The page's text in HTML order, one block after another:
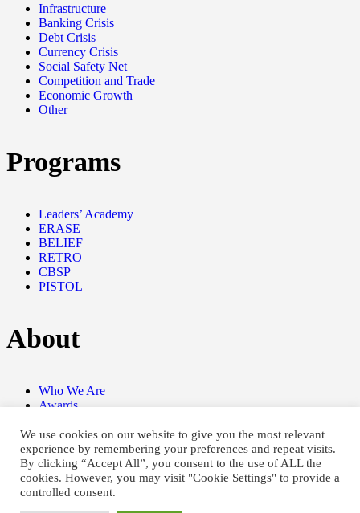
Infrastructure
Banking Crisis
Debt Crisis
Currency Crisis
Social Safety Net
Competition and Trade
Economic Growth
Other
Programs
Leaders’ Academy
ERASE
BELIEF
RETRO
CBSP
PISTOL
About
Who We Are
Awards
Board Members
We use cookies on our website to give you the most relevant
experience by remembering your preferences and repeat visits.
By clicking “Accept All”, you consent to the use of ALL the
cookies. However, you may visit "Cookie Settings" to provide a
controlled consent.